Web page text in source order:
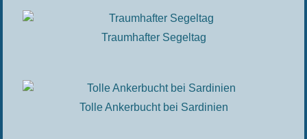
Traumhafter Segeltag
Tolle Ankerbucht bei Sardinien